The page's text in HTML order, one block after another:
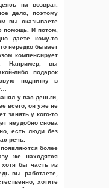
на возврат.
дело, поэтому
вы оказываете
помощь. И потом,
даете кому-то
нередко бывает
компенсирует
Например, вы
либо подарок
подпитку в
у вас деньги,
всего, он уже не
занять у кого-то
неудобно снова
есть люди без
речь.
более
же находятся
бы часть из
вы работаете,
хотите